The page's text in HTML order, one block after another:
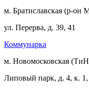
м. Братиславская (р-
ул. Перерва, д. 39, 41
Коммунарка
м. Новомосковская
Липовый парк, д. 4, к.